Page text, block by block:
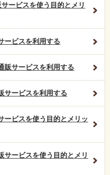
ービスを使う目的とメリ
ービスを利用する
販サービスを利用する
サービスを利用する
ービスを使う目的とメリッ
サービスを使う目的とメリ